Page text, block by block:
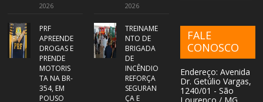
2026
PRF
APREENDE
DROGAS E
PRENDE
MOTORIS
TA NA BR-
354, EM
POUSO
2026
TREINAME
NTO DE
BRIGADA
DE
INCÊNDIO
REFORÇA
SEGURAN
ÇA E
FALE
CONOSCO
Endereço: Avenida
Dr. Getúlio Vargas,
1240/01 - São